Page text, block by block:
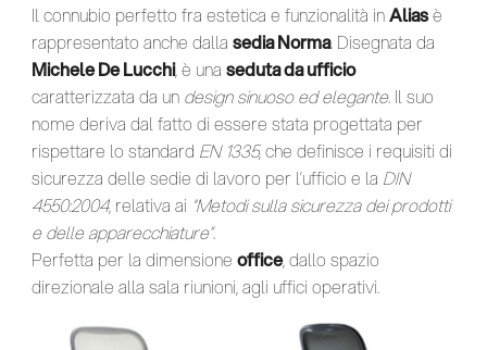
Il connubio perfetto fra estetica e funzionalità inAliasè
rappresentato anche dalla sedia Norma. Disegnata da
Michele De Lucchi, è una seduta da ufficio
caratterizzata da un design sinuoso ed elegante. Il suo
nome deriva dal fatto di essere stata progettata per
rispettare lo standard EN 1335, che definisce i requisiti di
sicurezza delle sedie di lavoro per l’ufficio e la DIN
4550:2004, relativa ai “Metodi sulla sicurezza dei prodotti
e delle apparecchiature”.
Perfetta per la dimensione office, dallo spazio
direzionale alla sala riunioni, agli uffici operativi.